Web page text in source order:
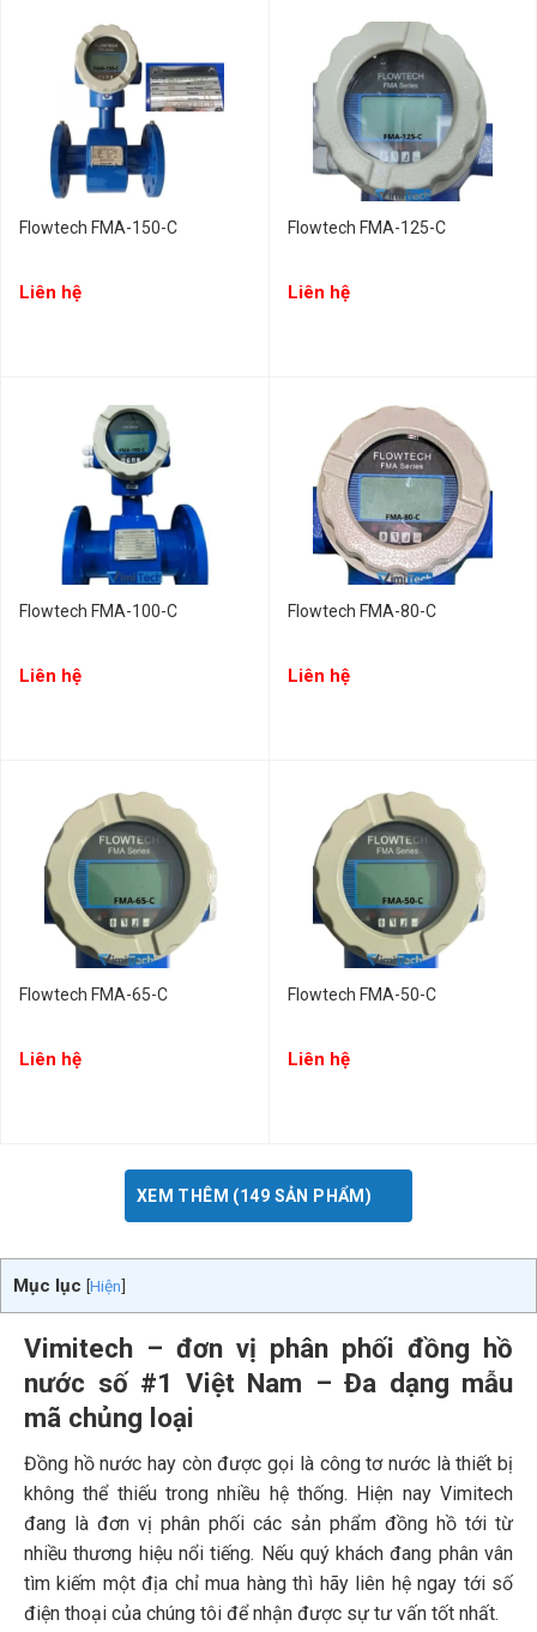
Flowtech FMA-150-C
Liên hệ
Flowtech FMA-125-C
Liên hệ
Flowtech FMA-100-C
Liên hệ
Flowtech FMA-80-C
Liên hệ
Flowtech FMA-65-C
Liên hệ
Flowtech FMA-50-C
Liên hệ
XEM THÊM (149 SẢN PHẨM)
Mục lục [Hiện]
Vimitech – đơn vị phân phối đồng hồ
nước số #1 Việt Nam – Đa dạng mẫu
mã chủng loại
Đồng hồ nước hay còn được gọi là công tơ nước là thiết bị
không thể thiếu trong nhiều hệ thống. Hiện nay Vimitech
đang là đơn vị phân phối các sản phẩm đồng hồ tới từ
nhiều thương hiệu nổi tiếng. Nếu quý khách đang phân vân
tìm kiếm một địa chỉ mua hàng thì hãy liên hệ ngay tới số
điện thoại của chúng tôi để nhận được sự tư vấn tốt nhất.